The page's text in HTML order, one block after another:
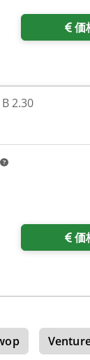
価
2.30
価